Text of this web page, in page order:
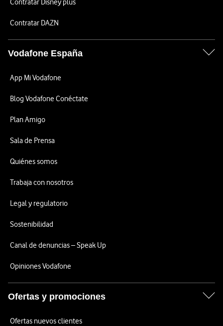
Contratar Disney plus
Contratar DAZN
Vodafone España
App Mi Vodafone
Blog Vodafone Conéctate
Plan Amigo
Sala de Prensa
Quiénes somos
Trabaja con nosotros
Legal y regulatorio
Sostenibilidad
Canal de denuncias – Speak Up
Opiniones Vodafone
Ofertas y promociones
Ofertas nuevos clientes